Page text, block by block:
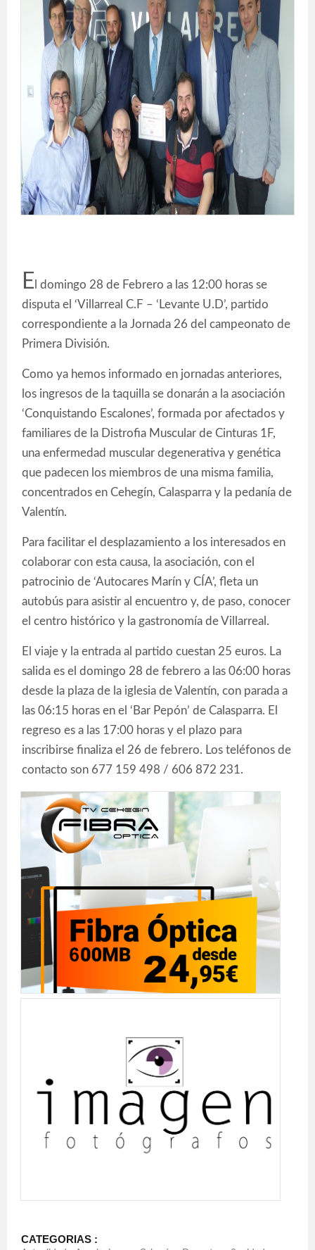
E l domingo 28 de Febrero a las 12:00 horas se
disputa el ‘Villarreal C.F – ‘Levante U.D’, partido
correspondiente a la Jornada 26 del campeonato de
Primera División.
Como ya hemos informado en jornadas anteriores,
los ingresos de la taquilla se donarán a la asociación
‘Conquistando Escalones’, formada por afectados y
familiares de la Distrofia Muscular de Cinturas 1F,
una enfermedad muscular degenerativa y genética
que padecen los miembros de una misma familia,
concentrados en Cehegín, Calasparra y la pedanía de
Valentín.
Para facilitar el desplazamiento a los interesados en
colaborar con esta causa, la asociación, con el
patrocinio de ‘Autocares Marín y CÍA’, fleta un
autobús para asistir al encuentro y, de paso, conocer
el centro histórico y la gastronomía de Villarreal.
El viaje y la entrada al partido cuestan 25 euros. La
salida es el domingo 28 de febrero a las 06:00 horas
desde la plaza de la iglesia de Valentín, con parada a
las 06:15 horas en el ‘Bar Pepón’ de Calasparra. El
regreso es a las 17:00 horas y el plazo para
inscribirse finaliza el 26 de febrero. Los teléfonos de
contacto son 677 159 498 / 606 872 231.
CATEGORIAS :